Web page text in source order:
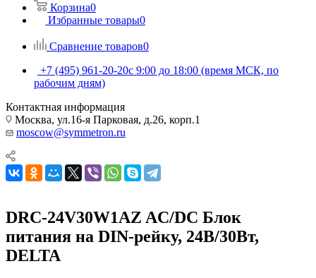
Корзина0
Избранные товары0
Сравнение товаров0
+7 (495) 961-20-20с 9:00 до 18:00 (время МСК, по
рабочим дням)
Контактная информация
Москва, ул.16-я Парковая, д.26, корп.1
moscow@symmetron.ru
DRC-24V30W1AZ AC/DC Блок
питания на DIN-рейку, 24В/30Вт,
DELTA